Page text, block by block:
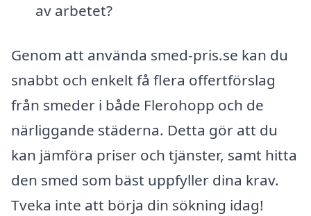
av arbetet?
Genom att använda smed-pris.se kan du
snabbt och enkelt få flera offertförslag
från smeder i både Flerohopp och de
närliggande städerna. Detta gör att du
kan jämföra priser och tjänster, samt hitta
den smed som bäst uppfyller dina krav.
Tveka inte att börja din sökning idag!